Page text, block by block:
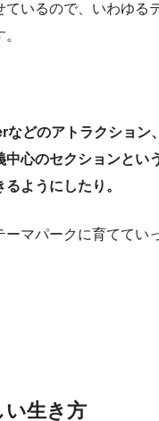
ているので、いわゆる
などのアトラクション
中心のセクションとい
ようにしたり。
マパークに育ててい
い生き方